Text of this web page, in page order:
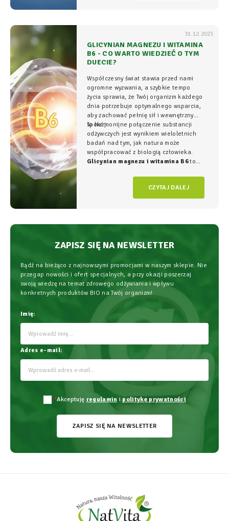
31.12.2025
GLICYNIAN MAGNEZU I WITAMINA
B6 - CO WARTO WIEDZIEĆ O TYM
DUECIE?
Współczesny świat stawia przed nami
ogromne wyzwania, a szybkie tempo
życia sprawia, że Twój organizm każdego
dnia potrzebuje optymalnego wsparcia,
aby zachować pełnię sił i wewnętrzny
spokój.
To harmonijne połączenie substancji
odżywczych jest wynikiem wieloletnich
badań nad tym, jak natura może
współpracować z biologią człowieka.
Glicynian magnezu i witamina B6to
fundament świadomego wspierania
organizmu, łączący wysoką skuteczność z
najwyższym bezpieczeństwem
CZYTAJ DALEJ
ZAPISZ SIĘ NA NEWSLETTER
Bądź na bieżąco z najnowszymi promocjami w naszym sklepie. Nie
przegap nowości i ofert specjalnych, a przy okazji poszerzaj
swoją wiedzę na temat zdrowego odżywiania i wpływu
konkretnych produktów BIO na Twój organizm!
Imię:
Adres e-mail:
*Akceptuję regulamin i politykę prywatności
ZAPISZ SIĘ NA NEWSLETTER